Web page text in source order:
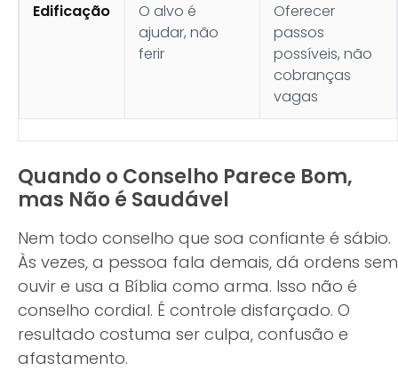
Edificação
O alvo é
ajudar, não
ferir
Oferecer
passos
possíveis, não
cobranças
vagas
Quando o Conselho Parece Bom,
mas Não é Saudável
Nem todo conselho que soa confiante é sábio.
Às vezes, a pessoa fala demais, dá ordens sem
ouvir e usa a Bíblia como arma. Isso não é
conselho cordial. É controle disfarçado. O
resultado costuma ser culpa, confusão e
afastamento.